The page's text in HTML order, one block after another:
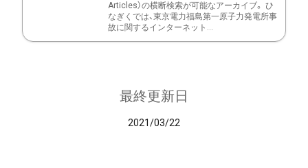
Articles）の横断検索が可能なアーカイブ。 ひ
なぎくでは、東京電力福島第一原子力発電所事
故に関するインターネット...
最終更新日
2021/03/22